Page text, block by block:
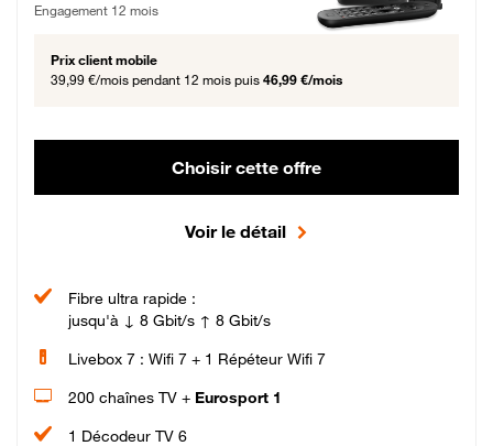
Engagement 12 mois
Prix client mobile
39,99 €/mois pendant 12 mois puis 46,99 €/mois
Choisir cette offre
Voir le détail
Fibre ultra rapide :
jusqu'à ↓ 8 Gbit/s ↑ 8 Gbit/s
Livebox 7 : Wifi 7 + 1 Répéteur Wifi 7
200 chaînes TV + Eurosport 1
1 Décodeur TV 6